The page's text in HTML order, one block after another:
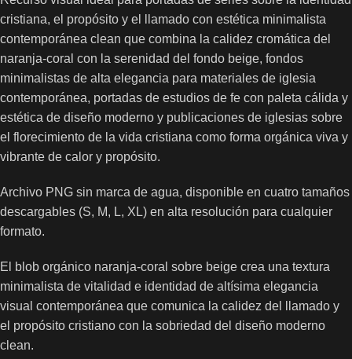
cristiana, el propósito y el llamado con estética minimalista
contemporánea clean que combina la calidez cromática del
naranja-coral con la serenidad del fondo beige, fondos
minimalistas de alta elegancia para materiales de iglesia
contemporánea, portadas de estudios de fe con paleta cálida y
estética de diseño moderno y publicaciones de iglesias sobre
el florecimiento de la vida cristiana como forma orgánica viva y
vibrante de calor y propósito.
Archivo PNG sin marca de agua, disponible en cuatro tamaños
descargables (S, M, L, XL) en alta resolución para cualquier
formato.
El blob orgánico naranja-coral sobre beige crea una textura
minimalista de vitalidad e identidad de altísima elegancia
visual contemporánea que comunica la calidez del llamado y
el propósito cristiano con la sobriedad del diseño moderno
clean.